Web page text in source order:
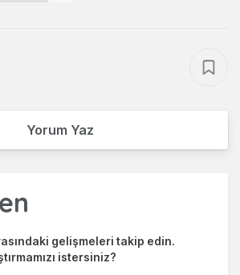
Yorum Yaz
gelişmeleri takip edin.
istersiniz?